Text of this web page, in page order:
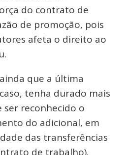
do contrato de
de promoção, pois
afeta o direito ao
que a última
tenha durado mais
ser reconhecido o
do adicional, em
das transferências
de trabalho).